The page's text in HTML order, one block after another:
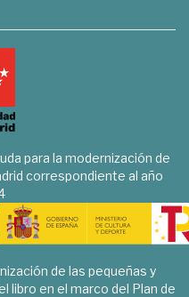
para la modernización de
correspondiente al año
de las pequeñas y
libro en el marco del Plan de